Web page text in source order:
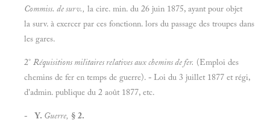
Commiss. de surv., la cire. min. du 26 juin 1875, ayant pour objet
la surv. à exercer par ces fonctionn. lors du passage des troupes dans
les gares.
2° Réquisitions militaires relatives aux chemins de fer. (Emploi des
chemins de fer en temps de guerre). - Loi du 3 juillet 1877 et régi,
d'admin. publique du 2 août 1877, etc.
- Y. Guerre, § 2.